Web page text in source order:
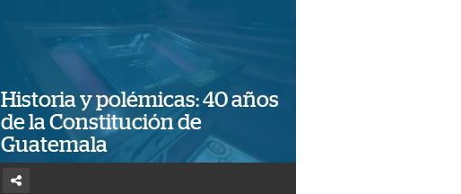
Historia y polémicas: 40 años
de la Constitución de
Guatemala